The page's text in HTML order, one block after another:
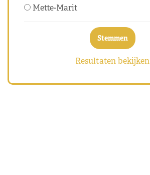
Mette-Marit
Resultaten bekijken